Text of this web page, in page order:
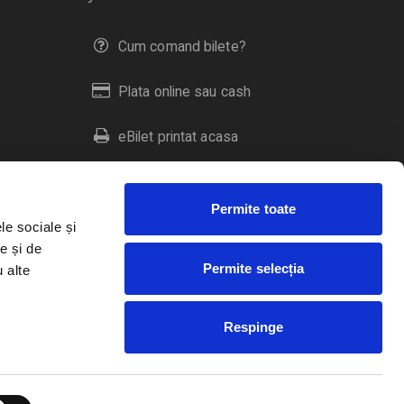
sociale și
și de
alte
Permite toate
Permite selecția
Respinge
Cum comand bilete?
Plata online sau cash
eBilet printat acasa
Livrare prin curier
Duplicare bilete